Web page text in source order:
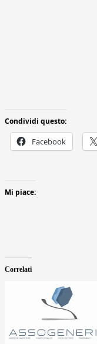
Condividi questo:
Facebook
Mi piace:
Correlati